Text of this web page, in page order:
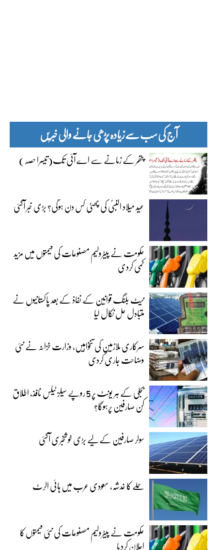
آج کی سب سے زیادہ پڑھی جانے والی خبریں
پتھر کے زمانے سے اے آئی تک(تیسرا حصہ)
عید میلاد النبیؐ کی چھٹی کس دن ہوگی؟ بڑی خبر آگئی
حکومت نے پیٹرولیم مصنوعات کی قیمتوں میں مزید
کمی کردی
نیٹ بلنگ قوانین کے نفاذ کے بعد پاکستانیوں نے
متبادل حل نکال لیا
سرکاری ملازمین کی تنخواہیں، وزارت خزانہ نے نئی
وضاحت جاری کردی
بجلی کے ہر یونٹ پر 5 روپے سیلز ٹیکس نافذ، اطلاق
کن صارفین پرہوگا؟
سولر صارفین کے لیے بڑی خوشخبری آگئی
حملے کا خدشہ، سعودی عرب میں ہائی الرٹ
حکومت نے پیٹرولیم مصنوعات کی نئی قیمتوں کا